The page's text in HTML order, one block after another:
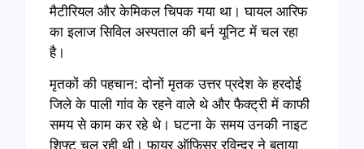
मैटीरियल और केमिकल चिपक गया था। घायल आरिफ
का इलाज सिविल अस्पताल की बर्न यूनिट में चल रहा
है।
मृतकों की पहचान: दोनों मृतक उत्तर प्रदेश के हरदोई
जिले के पाली गांव के रहने वाले थे और फैक्ट्री में काफी
समय से काम कर रहे थे। घटना के समय उनकी नाइट
शिफ्ट चल रही थी। फायर ऑफिसर रविन्द्र ने बताया